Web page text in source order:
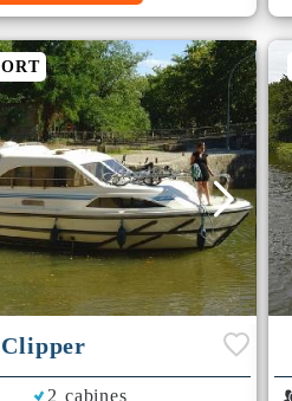
Clipper
2 cabines